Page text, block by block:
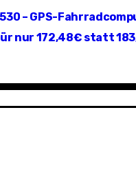
– GPS-
nur 172,48€ statt